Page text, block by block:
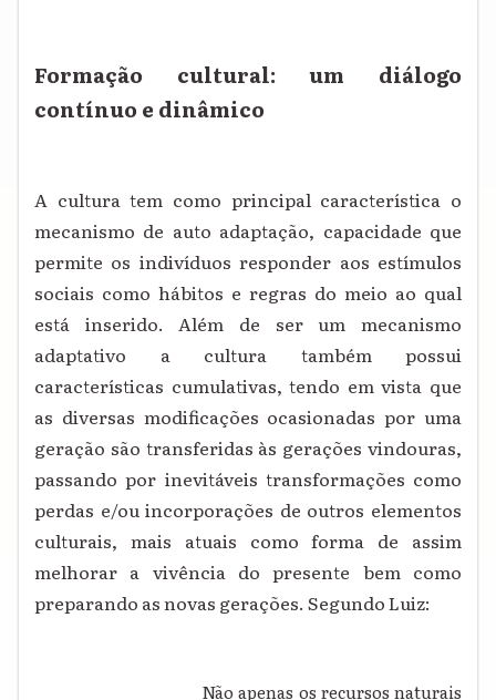
Formação cultural: um diálogo
contínuo e dinâmico
A cultura tem como principal característica o
mecanismo de auto adaptação, capacidade que
permite os indivíduos responder aos estímulos
sociais como hábitos e regras do meio ao qual
está inserido. Além de ser um mecanismo
adaptativo a cultura também possui
características cumulativas, tendo em vista que
as diversas modificações ocasionadas por uma
geração são transferidas às gerações vindouras,
passando por inevitáveis transformações como
perdas e/ou incorporações de outros elementos
culturais, mais atuais como forma de assim
melhorar a vivência do presente bem como
preparando as novas gerações. Segundo Luiz:
Não apenas os recursos naturais